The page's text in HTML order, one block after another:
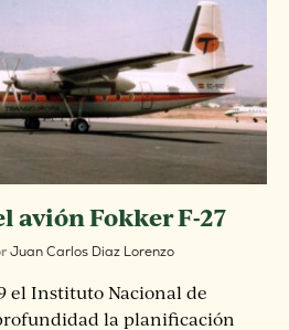
avión Fokker F-27
Juan Carlos Diaz Lorenzo
el Instituto Nacional de
la planificación